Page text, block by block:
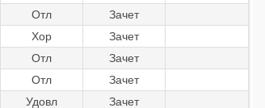
Отл
Зачет
Хор
Зачет
Отл
Зачет
Отл
Зачет
Удовл
Зачет